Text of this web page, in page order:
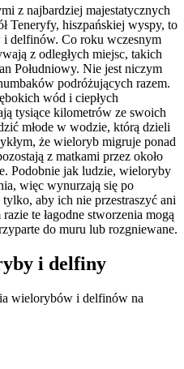
z najbardziej majestatycznych
Teneryfy, hiszpańskiej wyspy, to
delfinów. Co roku wczesnym
z odległych miejsc, takich
Południowy. Nie jest niczym
podróżujących razem.
wód i ciepłych
tysiące kilometrów ze swoich
młode w wodzie, którą dzieli
że wieloryb migruje ponad
z matkami przez około
Podobnie jak ludzie, wieloryby
więc wynurzają się po
aby ich nie przestraszyć ani
te łagodne stworzenia mogą
do muru lub rozgniewane.
i delfiny
wielorybów i delfinów na